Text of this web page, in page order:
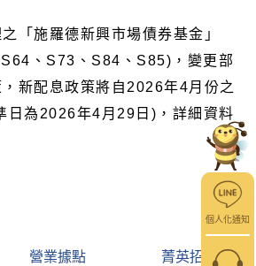
個人化通知
「施羅德新興市場債券基金」
S64 、 S73 、 S84 、 S85) ，變更部
新配息政策將自 2026年4月份之
日為 2026年4 月 29 日 ) ，詳細資料
營業據點 菁英招募